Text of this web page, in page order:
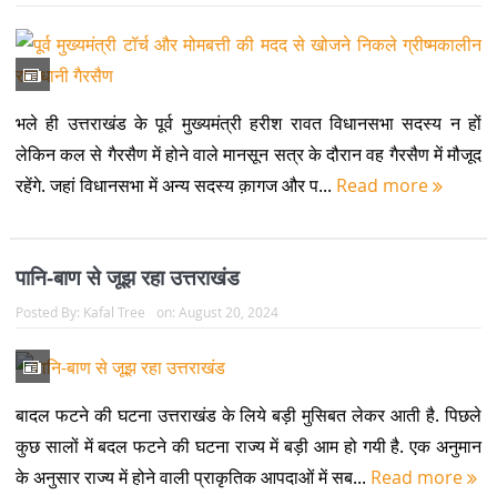
भले ही उत्तराखंड के पूर्व मुख्यमंत्री हरीश रावत विधानसभा सदस्य न हों
लेकिन कल से गैरसैण में होने वाले मानसून सत्र के दौरान वह गैरसैण में मौजूद
रहेंगे. जहां विधानसभा में अन्य सदस्य क़ागज और प... Read more
पानि-बाण से जूझ रहा उत्तराखंड
Posted By: Kafal Tree on: August 20, 2024
बादल फटने की घटना उत्तराखंड के लिये बड़ी मुसिबत लेकर आती है. पिछले
कुछ सालों में बदल फटने की घटना राज्य में बड़ी आम हो गयी है. एक अनुमान
के अनुसार राज्य में होने वाली प्राकृतिक आपदाओं में सब... Read more